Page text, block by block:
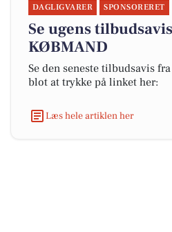
DAGLIGVARER SPONSORERET
Se ugens
KØBMAND
Se den seneste tilbudsavis
blot at trykke på linket her:
Læs hele artiklen her